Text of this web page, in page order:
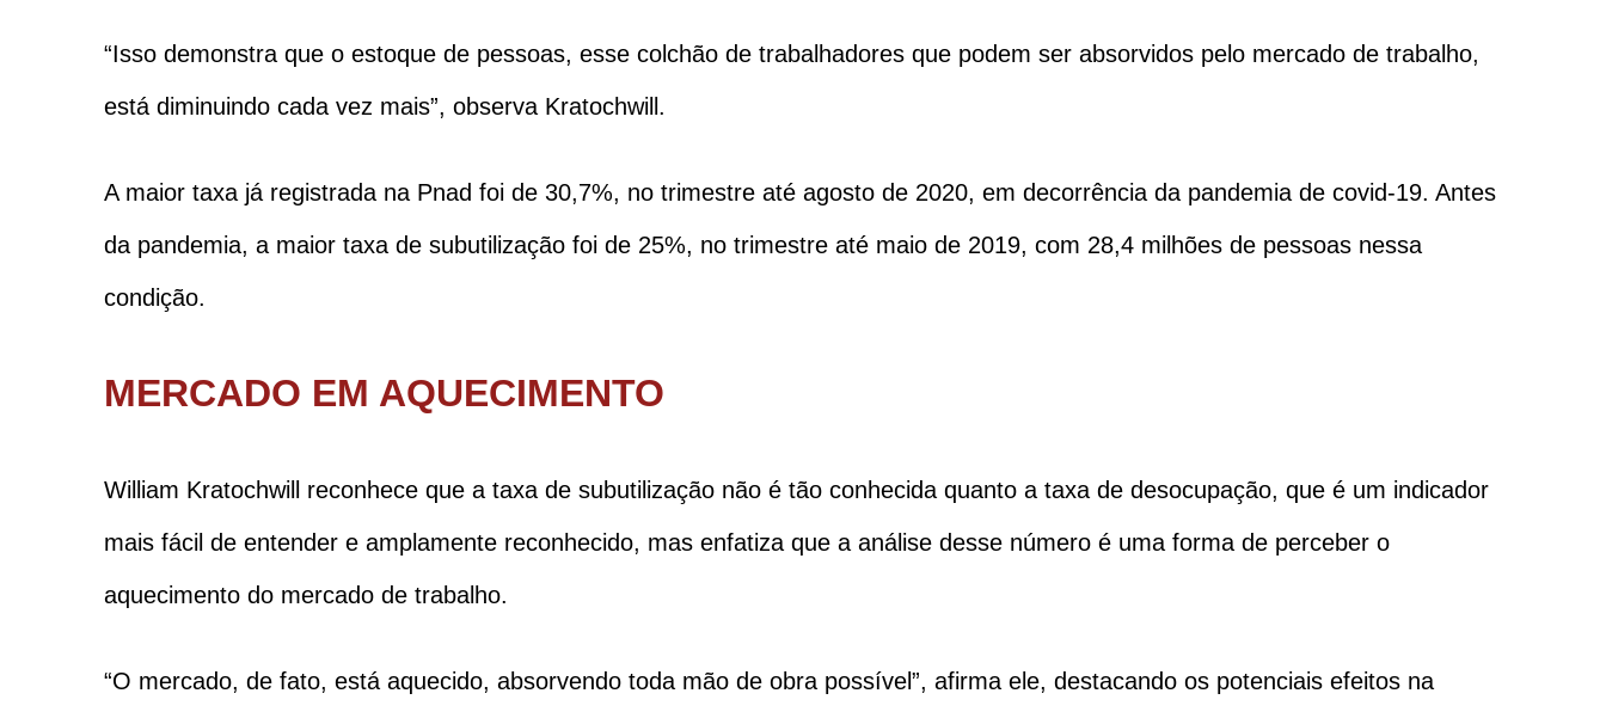
“Isso demonstra que o estoque de pessoas, esse colchão de trabalhadores que podem ser absorvidos pelo mercado de trabalho,
está diminuindo cada vez mais”, observa Kratochwill.
A maior taxa já registrada na Pnad foi de 30,7%, no trimestre até agosto de 2020, em decorrência da pandemia de covid-19. Antes
da pandemia, a maior taxa de subutilização foi de 25%, no trimestre até maio de 2019, com 28,4 milhões de pessoas nessa
condição.
MERCADO EM AQUECIMENTO
William Kratochwill reconhece que a taxa de subutilização não é tão conhecida quanto a taxa de desocupação, que é um indicador
mais fácil de entender e amplamente reconhecido, mas enfatiza que a análise desse número é uma forma de perceber o
aquecimento do mercado de trabalho.
“O mercado, de fato, está aquecido, absorvendo toda mão de obra possível”, afirma ele, destacando os potenciais efeitos na